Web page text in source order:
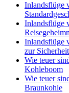
Inlandsflüge
Inlandsflüge
Inlandsflüge
zur Sicherheit
Wie teuer
Kohleboom
Wie teuer
Braunkohle